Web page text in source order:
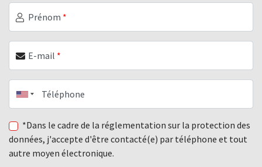
Prénom *
E-mail *
Téléphone
*Dans le cadre de la réglementation sur la protection des
données, j'accepte d'être contacté(e) par téléphone et tout
autre moyen électronique.